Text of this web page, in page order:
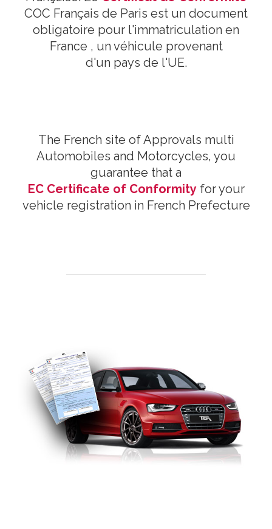
COC Français de Paris est un document
obligatoire pour l'immatriculation en
France , un véhicule provenant
d'un pays de l'UE.
The French site of Approvals multi
Automobiles and Motorcycles, you
guarantee that a
EC Certificate of Conformityfor your
vehicle registration in French Prefecture